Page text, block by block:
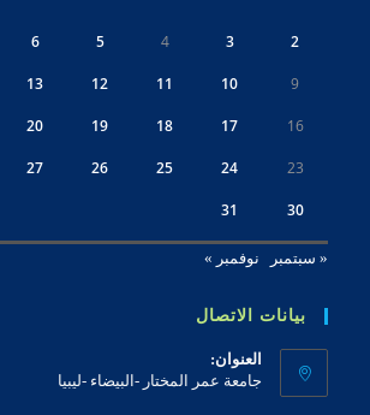
2
3
4
5
6
9
10
11
12
13
16
17
18
19
20
23
24
25
26
27
30
31
« سبتمبر نوفمبر »
بيانات الاتصال
العنوان:
جامعة عمر المختار -البيضاء -ليبيا